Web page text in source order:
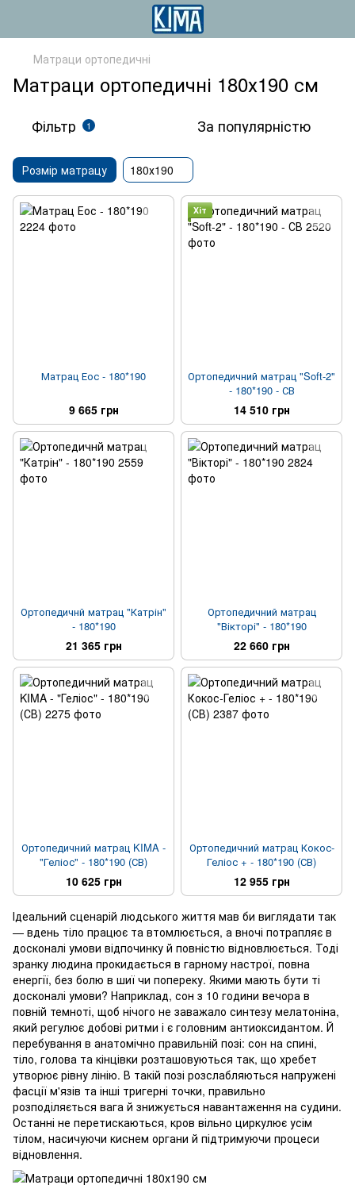
Матраци ортопедичні
Матраци ортопедичні 180х190 см
Фільтр 1 За популярністю
Розмір матрацу 180х190
Матрац Еос - 180*190
9 665 грн
Хіт
Ортопедичний матрац "Soft-2"
- 180*190 - СВ
14 510 грн
Ортопедичнй матрац "Катрін"
- 180*190
21 365 грн
Ортопедичний матрац
"Вікторі" - 180*190
22 660 грн
Ортопедичний матрац KIMA -
"Геліос" - 180*190 (СВ)
10 625 грн
Ортопедичний матрац Кокос-
Геліос + - 180*190 (СВ)
12 955 грн
Ідеальний сценарій людського життя мав би виглядати так
— вдень тіло працює та втомлюється, а вночі потрапляє в
досконалі умови відпочинку й повністю відновлюється. Тоді
зранку людина прокидається в гарному настрої, повна
енергії, без болю в шиї чи попереку. Якими мають бути ті
досконалі умови? Наприклад, сон з 10 години вечора в
повній темноті, щоб нічого не заважало синтезу мелатоніна,
який регулює добові ритми і є головним антиоксидантом. Й
перебування в анатомічно правильній позі: сон на спині,
тіло, голова та кінцівки розташовуються так, що хребет
утворює рівну лінію. В такій позі розслабляються напружені
фасції м'язів та інші тригерні точки, правильно
розподіляється вага й знижується навантаження на судини.
Останні не перетискаються, кров вільно циркулює усім
тілом, насичуючи киснем органи й підтримуючи процеси
відновлення.